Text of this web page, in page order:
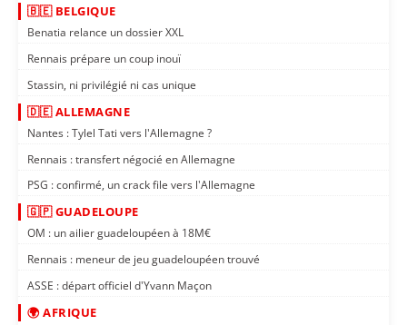
🇧🇪 BELGIQUE
Benatia relance un dossier XXL
Rennais prépare un coup inouï
Stassin, ni privilégié ni cas unique
🇩🇪 ALLEMAGNE
Nantes : Tylel Tati vers l'Allemagne ?
Rennais : transfert négocié en Allemagne
PSG : confirmé, un crack file vers l'Allemagne
🇬🇵 GUADELOUPE
OM : un ailier guadeloupéen à 18M€
Rennais : meneur de jeu guadeloupéen trouvé
ASSE : départ officiel d'Yvann Maçon
🌍 AFRIQUE